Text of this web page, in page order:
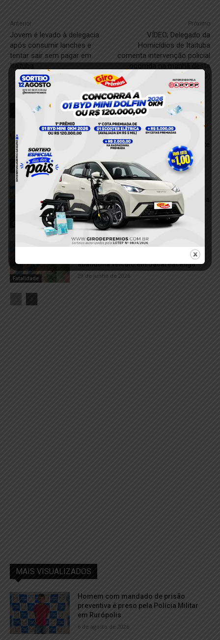
Anterior
Jovem é levado à delegacia
após consumir lanches e
tentar sair sem pagar em
Itaituba
Próximo
VÍDEO; Delegado da
Homicídios de Itaituba
comenta intervenção policial
ocorrida na manhã desta
RELACIONADOS
Apreensão
Polícia Militar apreende motocicletas
com escapamentos adulterados durante
cavalgada em Jacareacanga
3 de agosto de 2026
Esfaqueamento
Polícia Militar prende suspeito de
tentativa de homicídio em Jacareacanga
10 de julho de 2026
Fatalidade
Criança de 6 meses morre após
atropelamento; motociclista foge e
abandona veículo em Jacareacanga
29 de junho de 2026
MAIS VISUALIZADOS
Homem com mandado de prisão
preventiva é preso pela Polícia Militar
em Rurópolis
6 de agosto de 2026